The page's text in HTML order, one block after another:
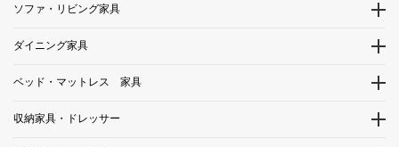
ソファ・リビング家具
ダイニング家具
ベッド・マットレス 家具
収納家具・ドレッサー